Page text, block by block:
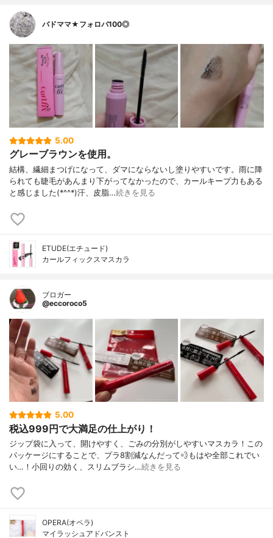
バドママ★フォロバ100◎
5.00
グレーブラウンを使用。
結構、繊細まつげになって、ダマにならないし塗りやすいです。雨に降
られても睫毛があんまり下がってなかったので、カールキープ力もある
と感じました(*^^*)汗、皮脂…続きを見る
ETUDE(エチュード)
カールフィックスマスカラ
ブロガー
@eccoroco5
5.00
税込999円で大満足の仕上がり！
ジップ袋に入って、開けやすく、ごみの分別がしやすいマスカラ！この
パッケージにすることで、プラ8割減なんだって💨もはや全部これでい
い…！小回りの効く、スリムブラシ…続きを見る
OPERA(オペラ)
マイラッシュアドバンスト